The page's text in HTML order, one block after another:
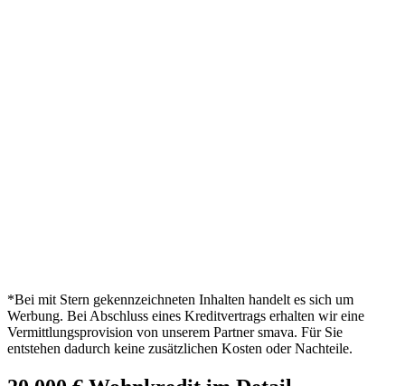
*Bei mit Stern gekennzeichneten Inhalten handelt es sich um
Werbung. Bei Abschluss eines Kreditvertrags erhalten wir eine
Vermittlungsprovision von unserem Partner smava. Für Sie
entstehen dadurch keine zusätzlichen Kosten oder Nachteile.